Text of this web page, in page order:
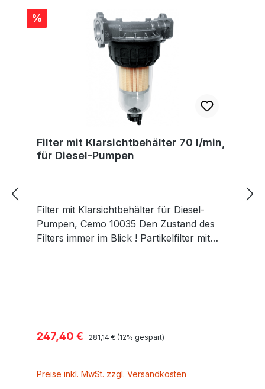
Rabatt
%
Filter mit Klarsichtbehälter 70 l/min,
für Diesel-Pumpen
Filter mit Klarsichtbehälter für Diesel-
Pumpen, Cemo 10035 Den Zustand des
Filters immer im Blick ! Partikelfilter mit
Verpackungseinheit mit zwei
Verkaufspreis:
247,40 € Regulärer Preis:
281,14 € (12% gespart)
Preise inkl. MwSt. zzgl. Versandkosten